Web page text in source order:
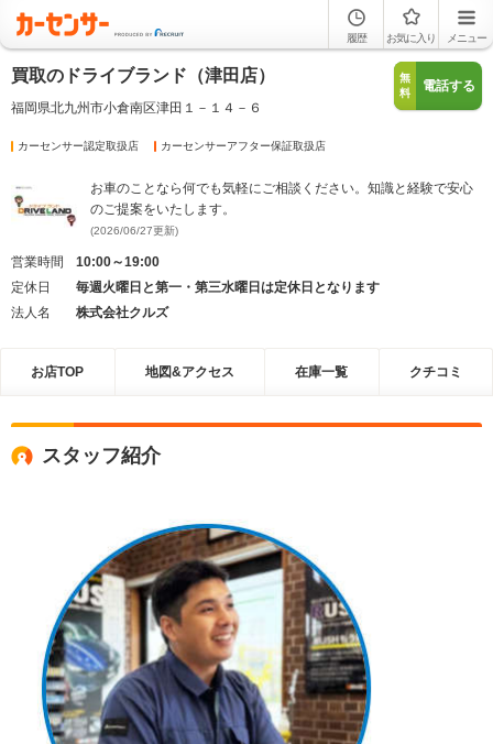
履歴 お気に入り メニュー
買取のドライブランド（津田店）
福岡県北九州市小倉南区津田１－１４－６
無
料
電話する
カーセンサー認定取扱店 カーセンサーアフター保証取扱店
お車のことなら何でも気軽にご相談ください。知識と経験で安心
のご提案をいたします。
(2026/06/27更新)
営業時間
10:00～19:00
定休日
毎週火曜日と第一・第三水曜日は定休日となります
法人名
株式会社クルズ
お店TOP 地図&アクセス 在庫一覧 クチコミ
スタッフ紹介